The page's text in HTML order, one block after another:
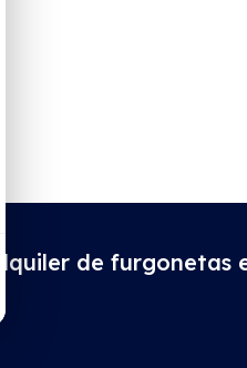
Alquiler de furgonetas